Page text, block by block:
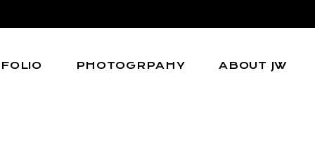
PHOTOGRPAHY ABOUT JW